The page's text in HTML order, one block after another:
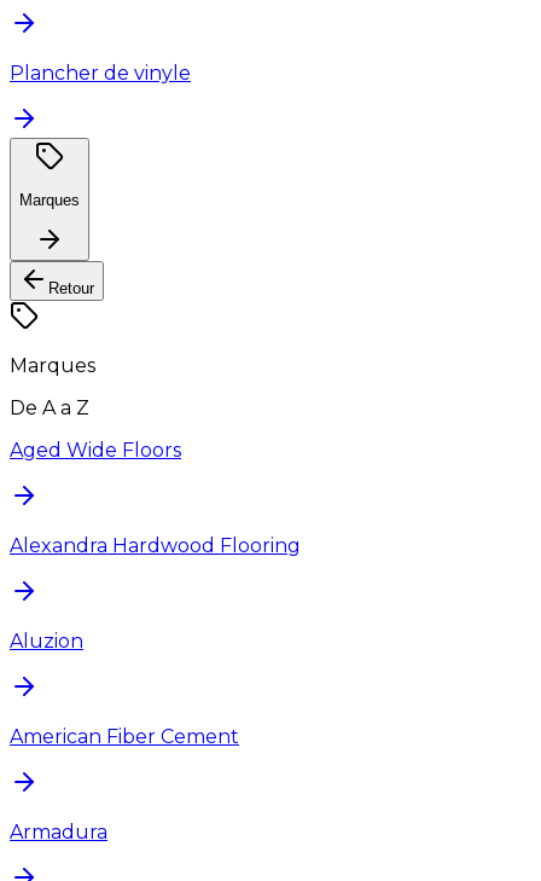
Plancher de vinyle
Marques
Retour
Marques
De A a Z
Aged Wide Floors
Alexandra Hardwood Flooring
Aluzion
American Fiber Cement
Armadura